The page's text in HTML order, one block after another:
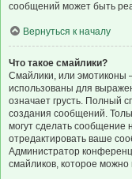
сообщений может быть
Вернуться к началу
Что такое смайлики?
Смайлики, или эмотиконы
использованы для
означает грусть. Полный
создания сообщений.
могут сделать
отредактировать ваше
Администратор
смайликов, которое